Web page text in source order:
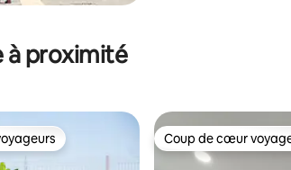
à proximité
les plus appréciés Coup de cœur
Coup de cœur